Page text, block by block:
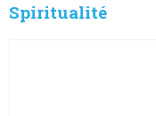
Spiritualité